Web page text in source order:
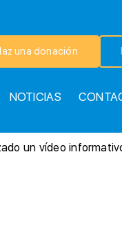
una donación
NOTICIAS
un vídeo